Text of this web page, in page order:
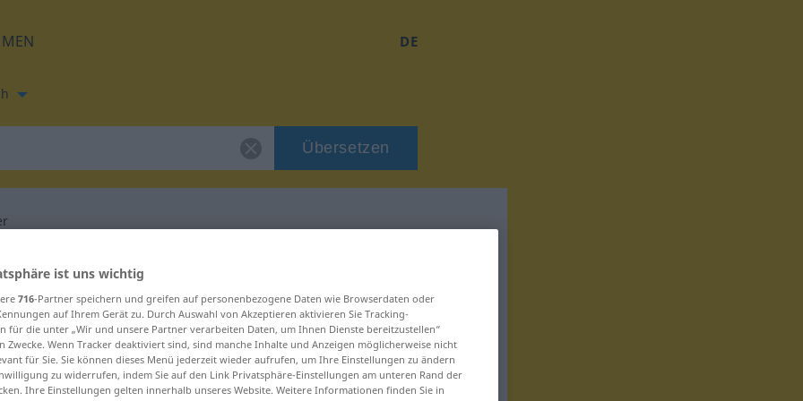
DE
Übersetzen
für "charakter"
ist uns wichtig
716-Partner speichern und greifen auf personenbezogene Daten wie Browserdaten oder
auf Ihrem Gerät zu. Durch Auswahl von Akzeptieren aktivieren Sie Tracking-
für die unter „Wir und unsere Partner verarbeiten Daten, um Ihnen Dienste bereitzustellen“
Zwecke. Wenn Tracker deaktiviert sind, sind manche Inhalte und Anzeigen möglicherweise nicht
für Sie. Sie können dieses Menü jederzeit wieder aufrufen, um Ihre Einstellungen zu ändern
zu widerrufen, indem Sie auf den Link Privatsphäre-Einstellungen am unteren Rand der
Ihre Einstellungen gelten innerhalb unseres Website. Weitere Informationen finden Sie in